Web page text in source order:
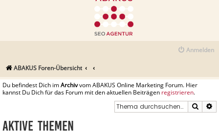
Anmelden
ABAKUS Foren-Übersicht
Du befindest Dich imArchivvom ABAKUS Online Marketing Forum. Hier
kannst Du Dich für das Forum mit den aktuellen Beiträgen registrieren.
Suche
Aktive Themen